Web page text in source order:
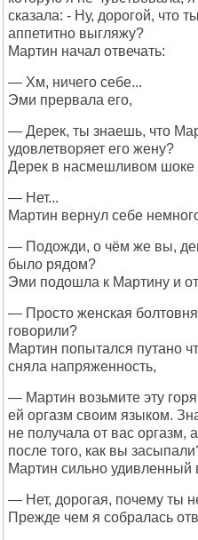
сказала: - Ну, дорогой, что
аппетитно выгляжу?
Мартин начал отвечать:
— Хм, ничего себе...
Эми прервала его,
— Дерек, ты знаешь, что
удовлетворяет его жену?
Дерек в насмешливом шоке
— Нет...
Мартин вернул себе
— Подожди, о чём же вы,
было рядом?
Эми подошла к Мартину и
— Просто женская
говорили?
Мартин попытался путано
сняла напряженность,
— Мартин возьмите эту
ей оргазм своим языком.
не получала от вас оргазм,
после того, как вы
Мартин сильно удивленный
— Нет, дорогая, почему ты
Прежде чем я собралась